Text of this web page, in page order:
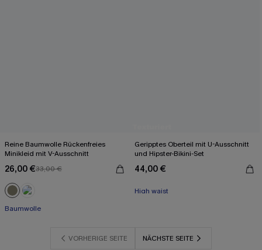
Reine Baumwolle Rückenfreies
Minikleid mit V-Ausschnitt
26,00 €33,00 €
Baumwolle
Geripptes Oberteil mit U-Ausschnitt
und Hipster-Bikini-Set
44,00 €
Mit Gratis-Maßband
VORHERIGE SEITE NÄCHSTE SEITE